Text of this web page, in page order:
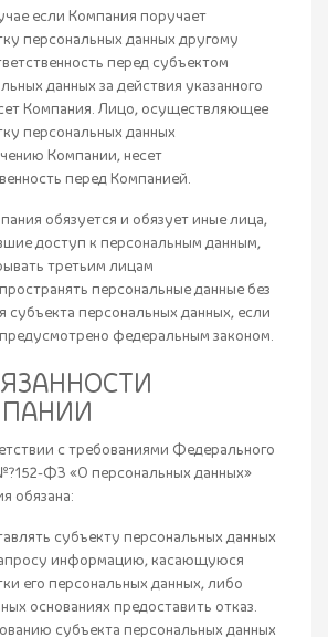
если Компания поручает
персональных данных другому
перед субъектом
данных за действия указанного
Компания. Лицо, осуществляющее
персональных данных
Компании, несет
перед Компанией.
обязуется и обязует иные лица,
доступ к персональным данным,
третьим лицам
персональные данные без
субъекта персональных данных, если
федеральным законом.
с требованиями Федерального
ФЗ «О персональных данных»
обязана:
субъекту персональных данных
информацию, касающуюся
его персональных данных, либо
основаниях предоставить отказ.
субъекта персональных данных